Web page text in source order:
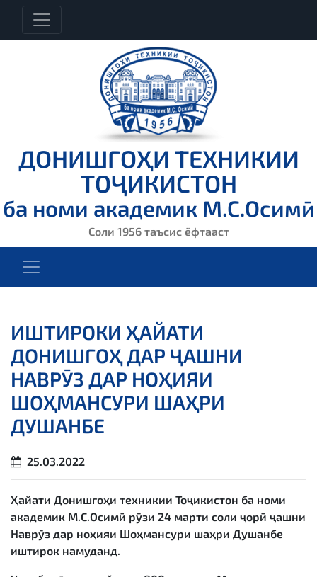
ДОНИШГОҲИ ТЕХНИКИИ
ТОҶИКИСТОН
ба номи академик М.С.Осимӣ
Соли 1956 таъсис ёфтааст
ИШТИРОКИ ҲАЙАТИ
ДОНИШГОҲ ДАР ҶАШНИ
НАВРӮЗ ДАР НОҲИЯИ
ШОҲМАНСУРИ ШАҲРИ
ДУШАНБЕ
25.03.2022
Ҳайати Донишгоҳи техникии Тоҷикистон ба номи
академик М.С.Осимӣ рӯзи 24 марти соли ҷорӣ ҷашни
Наврӯз дар ноҳияи Шоҳмансури шаҳри Душанбе
иштирок намуданд.